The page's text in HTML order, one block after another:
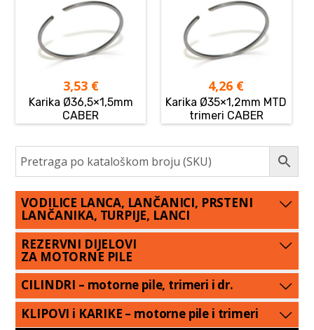
3,53 €
Karika Ø36,5×1,5mm
CABER
4,26 €
Karika Ø35×1,2mm MTD
trimeri CABER
VODILICE LANCA, LANČANICI, PRSTENI
LANČANIKA, TURPIJE, LANCI
REZERVNI DIJELOVI
ZA MOTORNE PILE
CILINDRI – motorne pile, trimeri i dr.
KLIPOVI i KARIKE – motorne pile i trimeri